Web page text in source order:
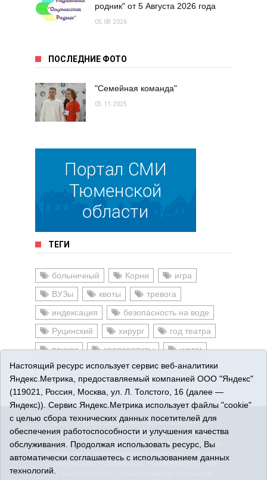
родник" от 5 Августа 2026 года
05.08.2026
ПОСЛЕДНИЕ ФОТО
"Семейная команда"
03.11.2025
ТЕГИ
больничный Корни
игра
ВУЗы
квоты
тревога
индексация
безопасность на воде
Руцинский
хирург
год театра
приказ
кооперативы
шарм
водоочистные сооружения
16+© 2015-2026 Сетевое издание «Омутинское».
Регистрационный номер СМИ Эл № ФС77-65144 от 28
марта 2016 г., выданное Федеральной службой по надзору
коммуникаций (Роскомнадзор). Учредитель: АНО "ИИЦ
"Сельский вестник", главный редактор - Никонорова
Настоящий ресурс использует сервис веб-аналитики
Яндекс.Метрика, предоставляемый компанией ООО "Яндекс"
(119021, Россия, Москва, ул. Л. Толстого, 16 (далее —
Яндекс)). Сервис Яндекс.Метрика использует файлы "cookie"
с целью сбора технических данных посетителей для
обеспечения работоспособности и улучшения качества
обслуживания. Продолжая использовать ресурс, Вы
автоматически соглашаетесь с использованием данных
технологий.